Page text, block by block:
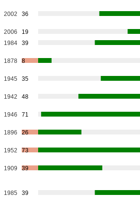
2002 36
2006
19
1984 39
1878 8
1945 35
1942 48
1946 71
1896 26
1952 73
1909 39
1985 39